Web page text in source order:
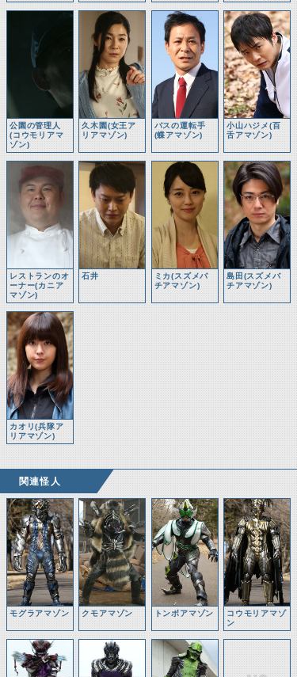
公園の管理人
(コウモリアマ
ゾン)
久木園(女王ア
リアマゾン)
バスの運転手
(蝶アマゾン)
小山ハジメ(百
舌アマゾン)
レストランのオ
ーナー(カニア
マゾン)
石井
ミカ(スズメバ
チアマゾン)
島田(スズメバ
チアマゾン)
カオリ(兵隊ア
リアマゾン)
関連怪人
モグラアマゾン クモアマゾン トンボアマゾン
コウモリアマゾ
ン